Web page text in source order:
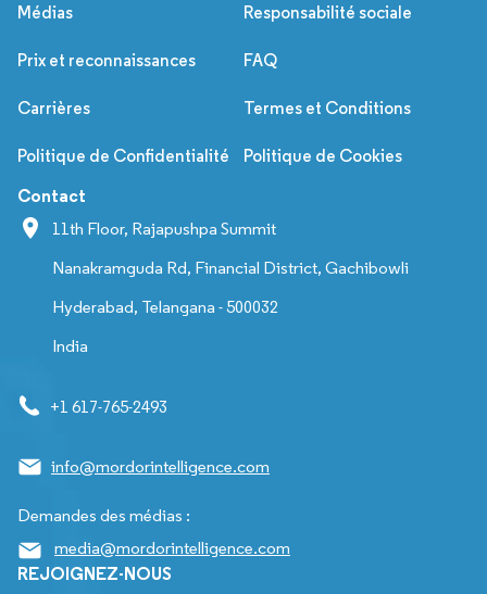
Médias Responsabilité sociale
Prix et reconnaissances FAQ
Carrières Termes et Conditions
Politique de Confidentialité Politique de Cookies
Contact
11th Floor, Rajapushpa Summit
Nanakramguda Rd, Financial District, Gachibowli
Hyderabad, Telangana - 500032
India
+1 617-765-2493
info@mordorintelligence.com
Demandes des médias :
media@mordorintelligence.com
REJOIGNEZ-NOUS